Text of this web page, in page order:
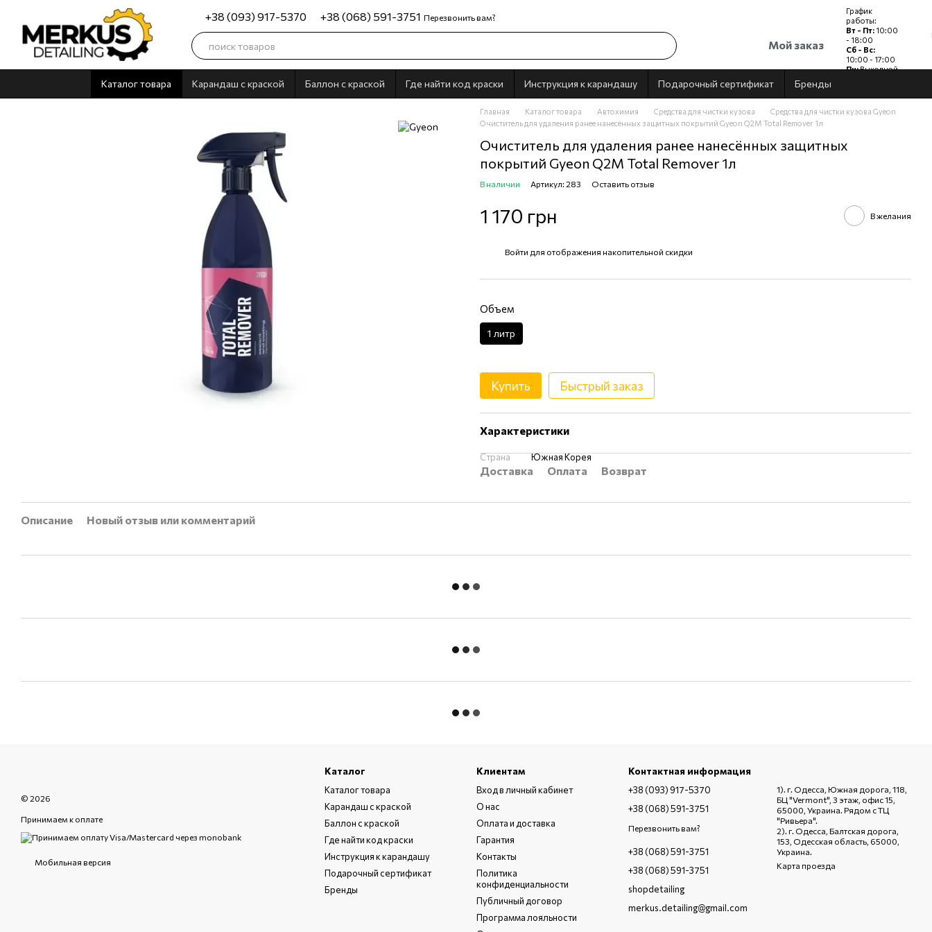
Перейти к основному контенту +38 (093) 917-5370 +38 (068) 591-3751 Перезвонить вам?
Мой заказ
График
работы:
Вт - Пт: 10:00
- 18:00
Сб - Вс:
10:00 - 17:00
Пн:Выходной
Каталог товара Карандаш с краской Баллон с краской Где найти код краски Инструкция к карандашу Подарочный сертификат Бренды
Главная Каталог товара Автохимия Средства для чистки кузова
Средства для чистки кузова Gyeon
Очиститель для удаления ранее нанесённых защитных покрытий Gyeon Q2M Total Remover 1л
Очиститель для удаления ранее нанесённых защитных
покрытий Gyeon Q2M Total Remover 1л
В наличии Артикул: 283 Оставить отзыв
1 170 грн В желания
Войти для отображения накопительной скидки
Объем
1 литр
Купить Быстрый заказ
Характеристики
Страна Южная Корея
Доставка Оплата Возврат
Описание Новый отзыв или комментарий
© 2026
Принимаем к оплате
Мобильная версия
Каталог
Каталог товара
Карандаш с краской
Баллон с краской
Где найти код краски
Инструкция к карандашу
Подарочный сертификат
Бренды
Клиентам
Вход в личный кабинет
О нас
Оплата и доставка
Гарантия
Контакты
Политика
конфиденциальности
Публичный договор
Программа лояльности
Контактная информация
+38 (093) 917-5370
+38 (068) 591-3751
Перезвонить вам?
+38 (068) 591-3751
+38 (068) 591-3751
shopdetailing
merkus.detailing@gmail.com
1). г. Одесса, Южная дорога, 118,
БЦ "Vermont", 3 этаж, офис 15,
65000, Украина. Рядом с ТЦ
"Ривьера".
2). г. Одесса, Балтская дорога,
153, Одесская область, 65000,
Украина.
Карта проезда